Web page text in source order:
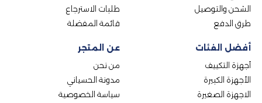
عن المتجر
من نحن
مدونة الحسياني
سياسة الخصوصية
الشحن والتوصيل
طرق الدفع
طلبات الاسترجاع
قائمة المفضلة
أفضل الفئات
أجهزة التكييف
الأجهزة الكبيرة
الاجهزة الصغيرة